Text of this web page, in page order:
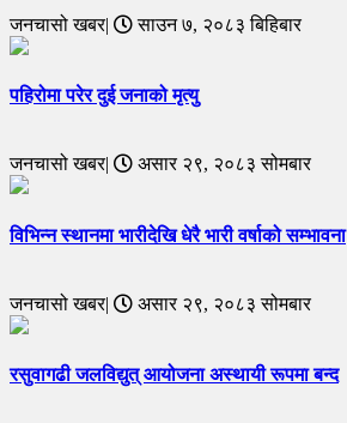
जनचासो खबर| साउन ७, २०८३ बिहिबार
पहिरोमा परेर दुई जनाको मृत्यु
जनचासो खबर| असार २९, २०८३ सोमबार
विभिन्न स्थानमा भारीदेखि धेरै भारी वर्षाको सम्भावना
जनचासो खबर| असार २९, २०८३ सोमबार
रसुवागढी जलविद्युत् आयोजना अस्थायी रूपमा बन्द